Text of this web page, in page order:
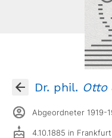
Dr. phil. Otto
Abgeordneter 1919-
4.10.1885 in